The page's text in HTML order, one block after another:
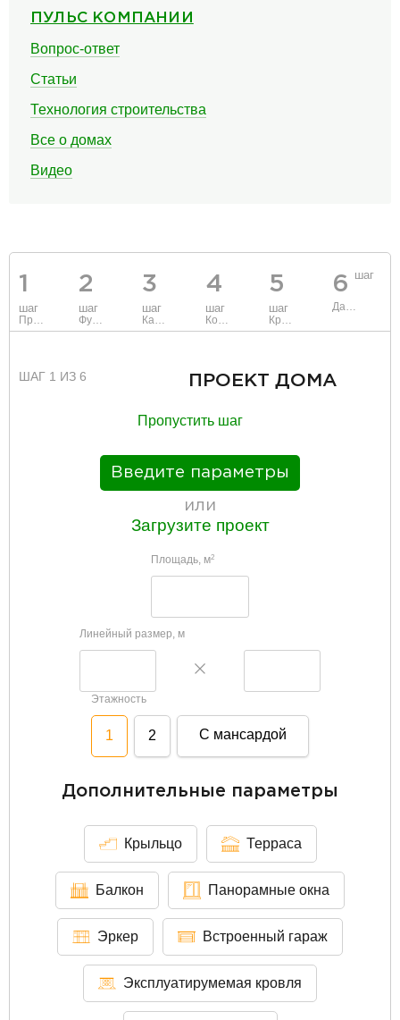
ПУЛЬС КОМПАНИИ
Вопрос-ответ
Статьи
Технология строительства
Все о домах
Видео
1
шаг
2
шаг
3
шаг
4
шаг
5
шаг
6 шаг
ШАГ 1 ИЗ 6 ПРОЕКТ ДОМА
Пропустить шаг
Введите параметры
или
Загрузите проект
Площадь, м2
Линейный размер, м
Этажность
1 2 С мансардой
Дополнительные параметры
Крыльцо Терраса
Балкон Панорамные окна
Эркер Встроенный гараж
Эксплуатирумемая кровля